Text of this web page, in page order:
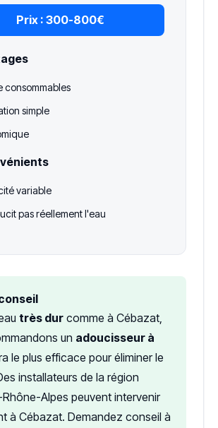
Prix : 300-800€
consommables
simple
variable
pas réellement l'eau
très dur comme à Cébazat,
un adoucisseur à
le plus efficace pour éliminer le
installateurs de la région
Alpes peuvent intervenir
à Cébazat. Demandez conseil à